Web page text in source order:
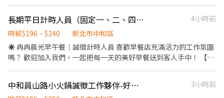
家近| 雙北門市超過百間，處處與你同在
協助 【我們希望你】 ✔ 有責任感、做事細心 ✔ 動作俐落，願意學
習 ✔ 具服務熱忱，能與夥伴互相合作 ✔ 無經驗可，我們會完整培
訓！ 如果你想找一份工作氣氛融洽、夥伴好相處的兼職，歡迎加入
冉冉晨光早午餐，期待與你一起迎接每天的晨光！
長期平日計時人員（固定一、二、四、五）
4小時前
時薪$196 ~ $240
新北市中和區
☀️ 冉冉晨光早午餐｜誠徵計時人員 喜歡早餐店充滿活力的工作氛圍
嗎？ 歡迎加入我們，一起把每一天的美好早餐送到客人手中！ 【工
協助 【我們希望你】 ✔ 有責任感、做事細心 ✔ 動作俐落，願意學
中和員山路小火鍋誠徵工作夥伴-好相處
3小時前